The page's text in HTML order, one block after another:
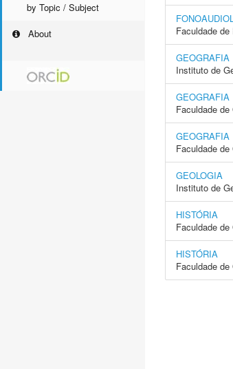
by Topic / Subject
About
Faculdade
GEOGRAFIA
Instituto de
GEOGRAFIA
Faculdade
GEOGRAFIA
Faculdade
GEOLOGIA
Instituto de
HISTÓRIA
Faculdade
HISTÓRIA
Faculdade